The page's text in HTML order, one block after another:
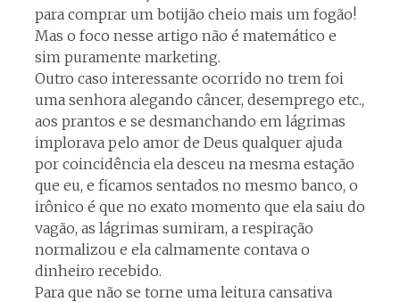
para comprar um botijão cheio mais um fogão!
Mas o foco nesse artigo não é matemático e
sim puramente marketing.
Outro caso interessante ocorrido no trem foi
uma senhora alegando câncer, desemprego etc.,
aos prantos e se desmanchando em lágrimas
implorava pelo amor de Deus qualquer ajuda
por coincidência ela desceu na mesma estação
que eu, e ficamos sentados no mesmo banco, o
irônico é que no exato momento que ela saiu do
vagão, as lágrimas sumiram, a respiração
normalizou e ela calmamente contava o
dinheiro recebido.
Para que não se torne uma leitura cansativa